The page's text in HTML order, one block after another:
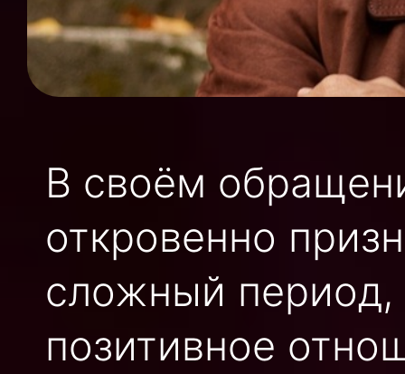
В своём
откровенно
сложный период,
позитивное